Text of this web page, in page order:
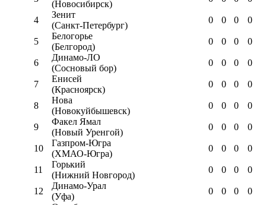
(Новосибирск)
4
Зенит
(Санкт-Петербург)
0 0 0 0
5
Белогорье
(Белгород)
0 0 0 0
6
Динамо-ЛО
(Сосновый бор)
0 0 0 0
7
Енисей
(Красноярск)
0 0 0 0
8
Нова
(Новокуйбышевск)
0 0 0 0
9
Факел Ямал
(Новый Уренгой)
0 0 0 0
10
Газпром-Югра
(ХМАО-Югра)
0 0 0 0
11
Горький
(Нижний Новгород)
0 0 0 0
12
Динамо-Урал
(Уфа)
0 0 0 0